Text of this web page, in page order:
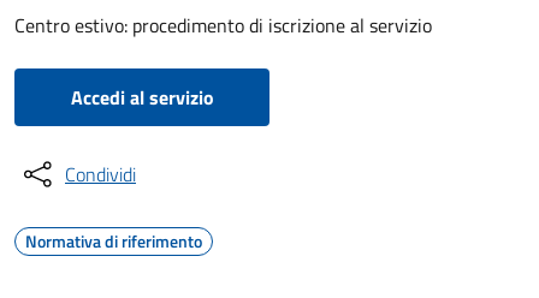
Centro estivo: procedimento di iscrizione al servizio
Accedi al servizio
Condividi
Normativa di riferimento